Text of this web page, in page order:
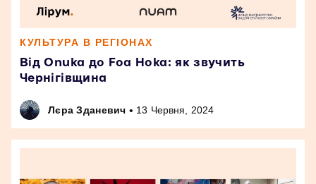
КУЛЬТУРА В РЕГІОНАХ
Від Onuka до Foa Hoka: як звучить
Чернігівщина
Лєра Зданевич • 13 Червня, 2024